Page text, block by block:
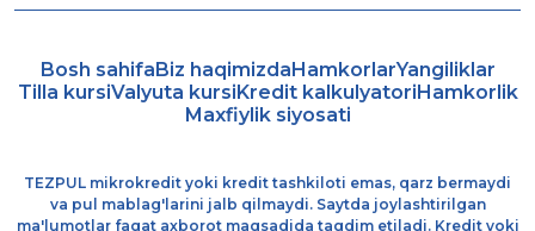
Bosh sahifaBiz haqimizdaHamkorlarYangiliklar
Tilla kursiValyuta kursiKredit kalkulyatoriHamkorlik
Maxfiylik siyosati
TEZPUL mikrokredit yoki kredit tashkiloti emas, qarz bermaydi
va pul mablag'larini jalb qilmaydi. Saytda joylashtirilgan
ma'lumotlar faqat axborot maqsadida taqdim etiladi. Kredit yoki